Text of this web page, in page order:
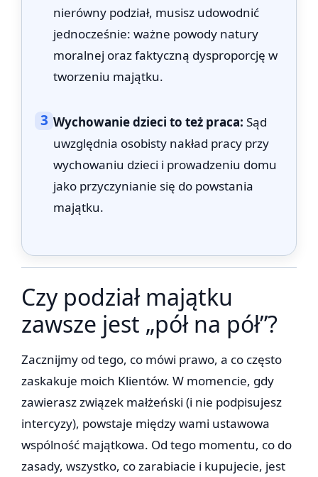
nierówny podział, musisz udowodnić
jednocześnie: ważne powody natury
moralnej oraz faktyczną dysproporcję w
tworzeniu majątku.
3 Wychowanie dzieci to też praca: Sąd
uwzględnia osobisty nakład pracy przy
wychowaniu dzieci i prowadzeniu domu
jako przyczynianie się do powstania
majątku.
Czy podział majątku
zawsze jest „pół na pół”?
Zacznijmy od tego, co mówi prawo, a co często
zaskakuje moich Klientów. W momencie, gdy
zawierasz związek małżeński (i nie podpisujesz
intercyzy), powstaje między wami ustawowa
wspólność majątkowa. Od tego momentu, co do
zasady, wszystko, co zarabiacie i kupujecie, jest